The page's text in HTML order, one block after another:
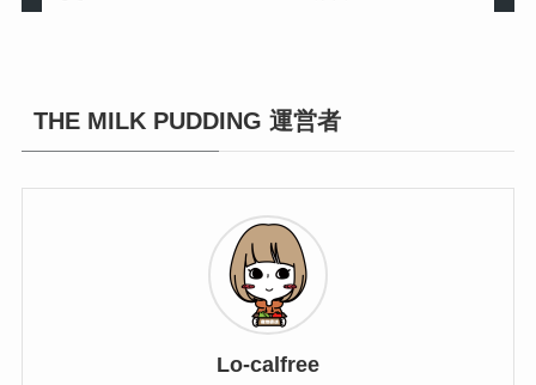
THE MILK PUDDING 運営者
Lo-calfree